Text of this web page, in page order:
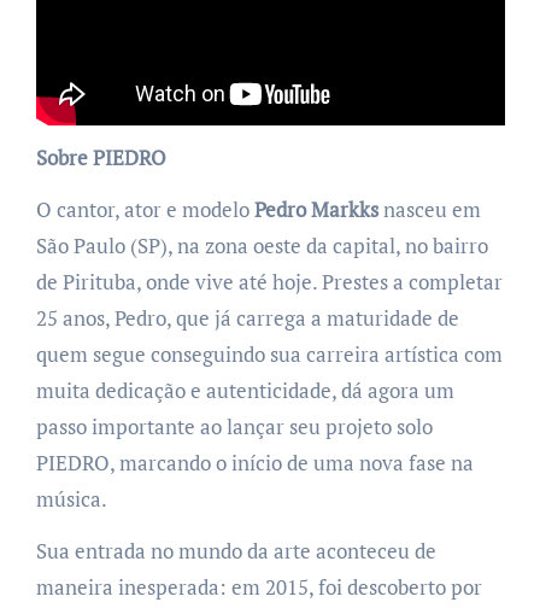
Sobre PIEDRO
O cantor, ator e modeloPedro Markksnasceu em
São Paulo (SP), na zona oeste da capital, no bairro
de Pirituba, onde vive até hoje. Prestes a completar
25 anos, Pedro, que já carrega a maturidade de
quem segue conseguindo sua carreira artística com
muita dedicação e autenticidade, dá agora um
passo importante ao lançar seu projeto solo
PIEDRO, marcando o início de uma nova fase na
música.
Sua entrada no mundo da arte aconteceu de
maneira inesperada: em 2015, foi descoberto por